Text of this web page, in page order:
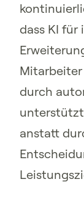
dass KI
durch
anstatt